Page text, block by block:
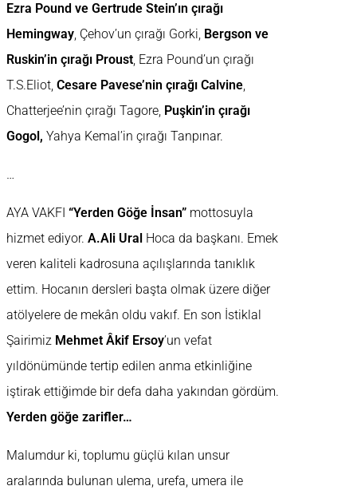
Ezra Pound ve Gertrude Stein’ın çırağı
Hemingway, Çehov’un çırağı Gorki, Bergson ve
Ruskin’in çırağı Proust, Ezra Pound’un çırağı
T.S.Eliot, Cesare Pavese’nin çırağı Calvine,
Chatterjee’nin çırağı Tagore, Puşkin’in çırağı
Gogol, Yahya Kemal’in çırağı Tanpınar.
…
AYA VAKFI “Yerden Göğe İnsan” mottosuyla
hizmet ediyor. A.Ali Ural Hoca da başkanı. Emek
veren kaliteli kadrosuna açılışlarında tanıklık
ettim. Hocanın dersleri başta olmak üzere diğer
atölyelere de mekân oldu vakıf. En son İstiklal
Şairimiz Mehmet Âkif Ersoy’un vefat
yıldönümünde tertip edilen anma etkinliğine
iştirak ettiğimde bir defa daha yakından gördüm.
Yerden göğe zarifler…
Malumdur ki, toplumu güçlü kılan unsur
aralarında bulunan ulema, urefa, umera ile